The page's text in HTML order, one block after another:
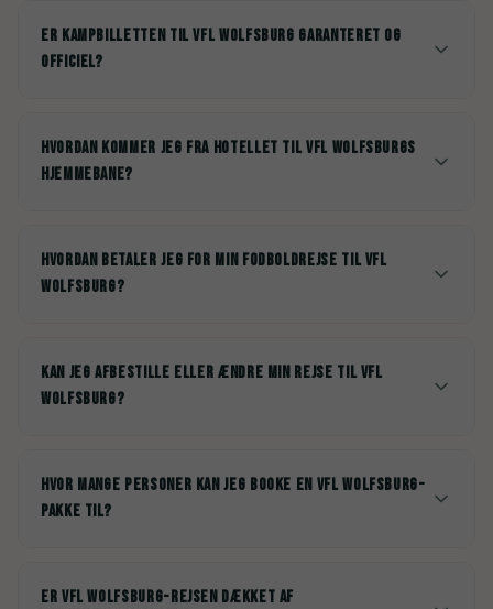
Er kampbilletten til VfL Wolfsburg garanteret og
officiel?
Hvordan kommer jeg fra hotellet til VfL Wolfsburgs
hjemmebane?
Hvordan betaler jeg for min fodboldrejse til VfL
Wolfsburg?
Kan jeg afbestille eller ændre min rejse til VfL
Wolfsburg?
Hvor mange personer kan jeg booke en VfL Wolfsburg-
pakke til?
Er VfL Wolfsburg-rejsen dækket af